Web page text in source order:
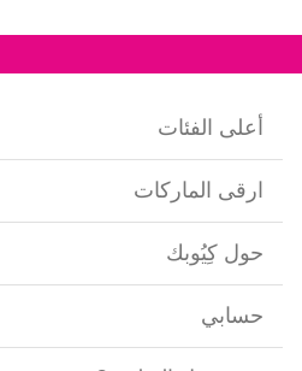
أعلى الفئات
ارقى الماركات
حول كِيُوبك
حسابي